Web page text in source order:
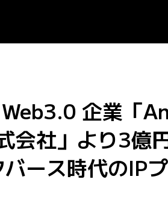
企業「
社」より3億
ース時代のIP